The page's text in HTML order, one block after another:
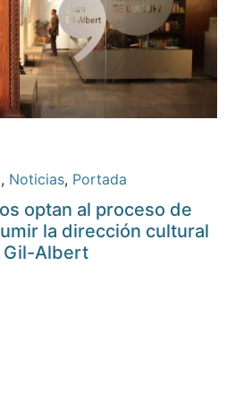
, Noticias, Portada
optan al proceso de
la dirección cultural
Gil-Albert